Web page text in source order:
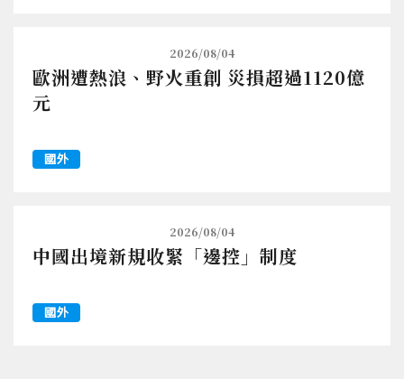
2026/08/04
歐洲遭熱浪、野火重創 災損超過1120億
元
國外
2026/08/04
中國出境新規收緊「邊控」制度
國外